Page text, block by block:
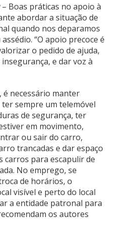
– Boas práticas no apoio à
abordar a situação de
quando nos deparamos
“O apoio precoce é
o pedido de ajuda,
e dar voz à
é necessário manter
sempre um telemóvel
de segurança, ter
em movimento,
ou sair do carro,
trancadas e dar espaço
para escapulir de
No emprego, se
de horários, o
visível e perto do local
a entidade patronal para
os autores